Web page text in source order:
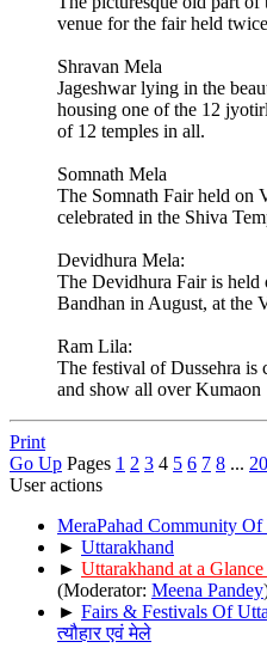
venue for the fair held
Shravan Mela
Jageshwar lying in the
housing one of the 12
of 12 temples in all.
Somnath Mela
The Somnath Fair held on
celebrated in the Shiva
Devidhura Mela:
The Devidhura Fair is held
Bandhan in August, at the
Ram Lila:
The festival of Dussehra is
and show all over Kumaon
Print
Go Up Pages 1 2 3 4 5 6 7 8 ... 20
User actions
MeraPahad Community
► Uttarakhand
► Uttarakhand at a
(Moderator: Meena Pandey
► Fairs & Festivals Of
त्यौहार एवं मेले